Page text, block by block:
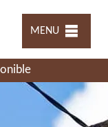
MENU